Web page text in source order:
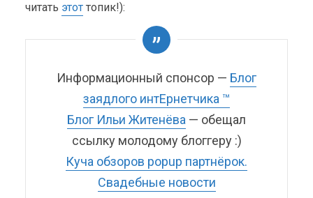
читать этоттопик!):
Информационный спонсор — Блог
заядлого интЕрнетчика ™
Блог Ильи Житенёва — обещал
ссылку молодому блоггеру :)
Куча обзоров popup партнёрок.
Свадебные новости